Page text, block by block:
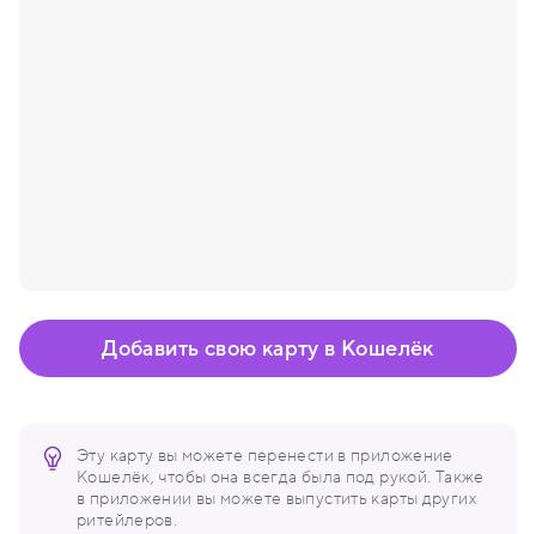
Эту карту вы можете перенести в приложение
Кошелёк, чтобы она всегда была под рукой. Также
в приложении вы можете выпустить карты других
ритейлеров.
Добавить свою карту в Кошелёк